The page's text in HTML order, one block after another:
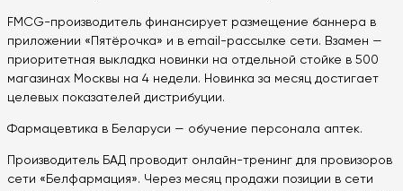
FMCG-производитель финансирует размещение баннера в
приложении «Пятёрочка» и в email-рассылке сети. Взамен —
приоритетная выкладка новинки на отдельной стойке в 500
магазинах Москвы на 4 недели. Новинка за месяц достигает
целевых показателей дистрибуции.
Фармацевтика в Беларуси — обучение персонала аптек.
Производитель БАД проводит онлайн-тренинг для провизоров
сети «Белфармация». Через месяц продажи позиции в сети